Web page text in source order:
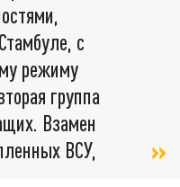
с
режиму
группа
Взамен
ВСУ,